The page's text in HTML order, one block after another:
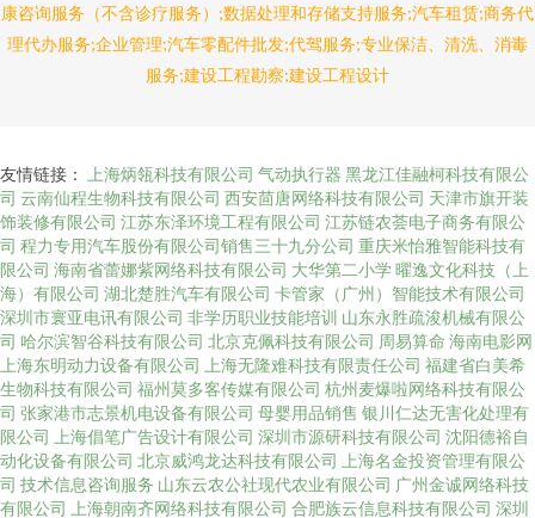
康咨询服务（不含诊疗服务）;数据处理和存储支持服务;汽车租赁;商务代
理代办服务;企业管理;汽车零配件批发;代驾服务;专业保洁、清洗、消毒
服务;建设工程勘察;建设工程设计
友情链接： 上海炳瓴科技有限公司 气动执行器 黑龙江佳融柯科技有限公
司 云南仙程生物科技有限公司 西安茴唐网络科技有限公司 天津市旗开装
饰装修有限公司 江苏东泽环境工程有限公司 江苏链农荟电子商务有限公
司 程力专用汽车股份有限公司销售三十九分公司 重庆米怡雅智能科技有
限公司 海南省蕾娜紫网络科技有限公司 大华第二小学曜逸文化科技（上
海）有限公司 湖北楚胜汽车有限公司 卡管家（广州）智能技术有限公司
深圳市寰亚电讯有限公司 非学历职业技能培训 山东永胜疏浚机械有限公
司 哈尔滨智谷科技有限公司 北京克佩科技有限公司 周易算命 海南电影网
上海东明动力设备有限公司
上海无隆难科技有限责任公司 福建省白美希
生物科技有限公司 福州莫多客传媒有限公司 杭州麦爆啦网络科技有限公
司 张家港市志景机电设备有限公司 母婴用品销售 银川仁达无害化处理有
限公司
上海倡笔广告设计有限公司 深圳市源研科技有限公司 沈阳德裕自
动化设备有限公司 北京威鸿龙达科技有限公司
上海名金投资管理有限公
司 技术信息咨询服务 山东云农公社现代农业有限公司 广州金诚网络科技
有限公司
上海朝南齐网络科技有限公司 合肥族云信息科技有限公司 深圳